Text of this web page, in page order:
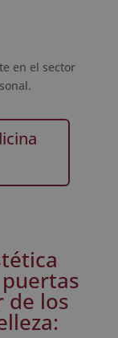
en el sector
de los